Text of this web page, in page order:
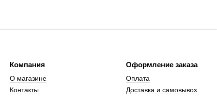
Компания
О магазине
Контакты
Оформление заказа
Оплата
Доставка и самовывоз